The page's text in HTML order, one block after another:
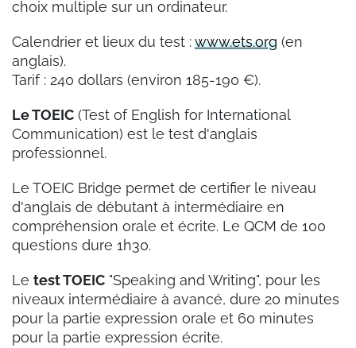
choix multiple sur un ordinateur.
Calendrier et lieux du test :www.ets.org (en
anglais).
Tarif : 240 dollars (environ 185-190 €).
Le TOEIC (Test of English for International
Communication) est le test d'anglais
professionnel.
Le TOEIC Bridge permet de certifier le niveau
d'anglais de débutant à intermédiaire en
compréhension orale et écrite. Le QCM de 100
questions dure 1h30.
Le test TOEIC "Speaking and Writing", pour les
niveaux intermédiaire à avancé, dure 20 minutes
pour la partie expression orale et 60 minutes
pour la partie expression écrite.